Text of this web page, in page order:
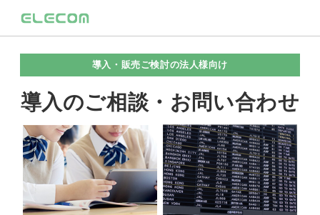
導入・販売ご検討の法人様向け
導入のご相談・お問い合わせ